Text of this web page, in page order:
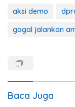
aksi demo
gagal jalankan
Baca Juga